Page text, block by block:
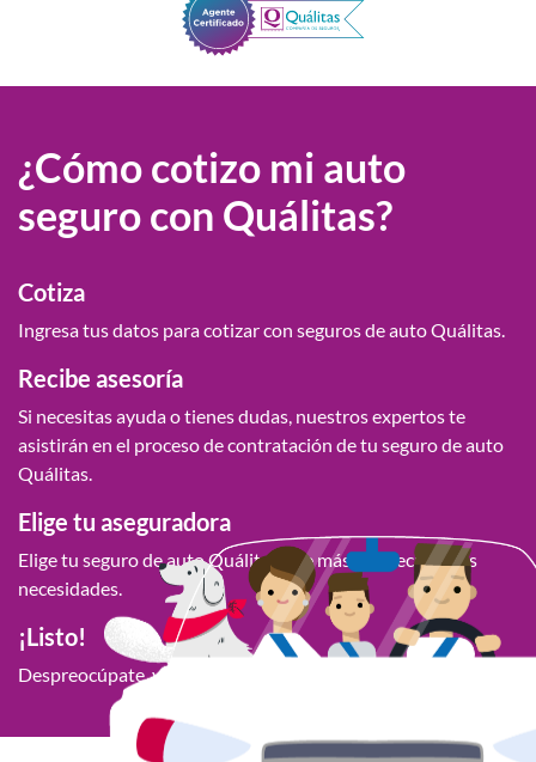
¿Cómo cotizo mi auto
seguro con Quálitas?
Cotiza
Ingresa tus datos para cotizar con seguros de auto Quálitas.
Recibe asesoría
Si necesitas ayuda o tienes dudas, nuestros expertos te
asistirán en el proceso de contratación de tu seguro de auto
Quálitas.
Elige tu aseguradora
Elige tu seguro de auto Quálitas que más se adecue a tus
necesidades.
¡Listo!
Despreocúpate, ya cuentas con tu seguro de auto Quálitas.